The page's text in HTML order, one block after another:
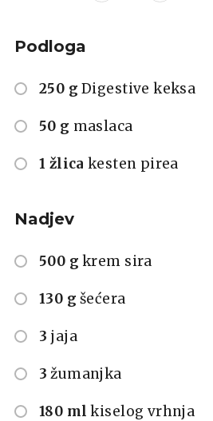
Podloga
250 g Digestive keksa
50 g maslaca
1 žlica kesten pirea
Nadjev
500 g krem sira
130 g šećera
3 jaja
3 žumanjka
180 ml kiselog vrhnja